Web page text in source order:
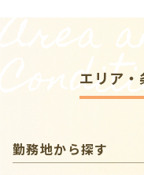
Area
エリア・
勤務地から探す